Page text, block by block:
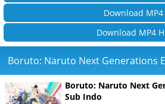
Download MP4
Download MP4
Boruto: Naruto Next Generations
Boruto: Naruto Next
Sub Indo